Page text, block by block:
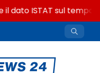
dato ISTAT sul tempo